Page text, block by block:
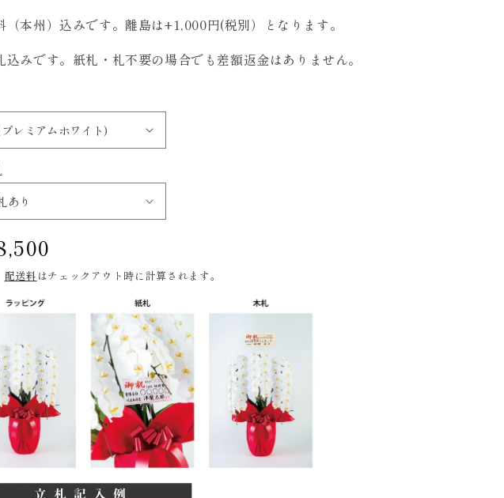
本州）込みです。離島は+1,000円(税別）となります。
みです。紙札・札不要の場合でも差額返金はありません。
配送料 はチェックアウト時に計算されます。